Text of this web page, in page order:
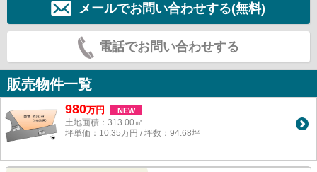
メールでお問い合わせする(無料)
電話でお問い合わせする
販売物件一覧
980万円 NEW
土地面積：313.00㎡
坪単価：10.35万円 / 坪数：94.68坪